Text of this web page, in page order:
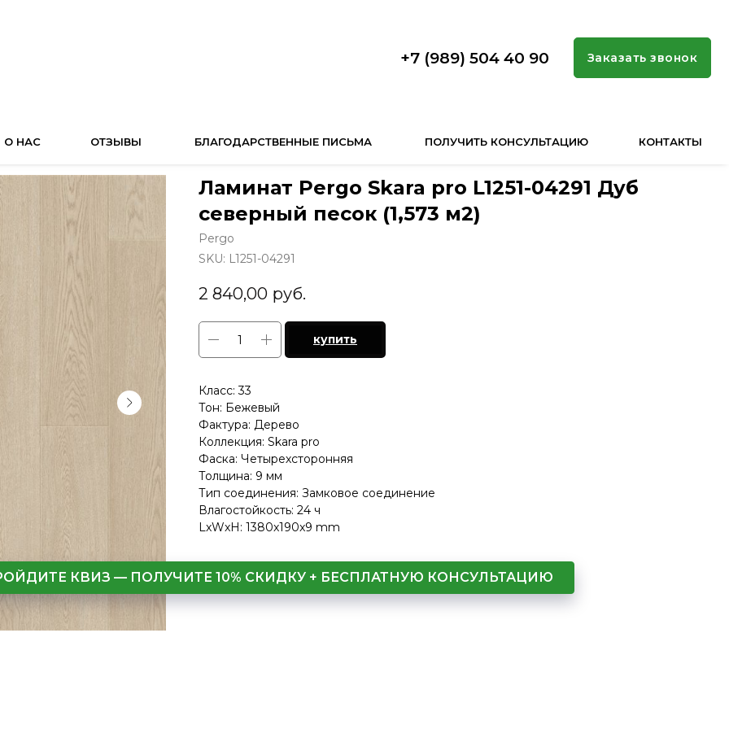
+7 (989) 504 40 90 Заказать звонок
О НАС КОНТАКТЫ
БЛАГОДАРСТВЕННЫЕ ПИСЬМА
ОТЗЫВЫ ПОЛУЧИТЬ КОНСУЛЬТАЦИЮ
Ламинат Pergo Skara pro L1251-04291 Дуб
северный песок (1,573 м2)
Pergo
SKU: L1251-04291
2 840,00 руб.
купить
Класс: 33
Тон: Бежевый
Фактура: Дерево
Коллекция: Skara pro
Фаска: Четырехсторонняя
Толщина: 9 мм
Тип соединения: Замковое соединение
Влагостойкость: 24 ч
LxWxH: 1380x190x9 mm
КВИЗ — ПОЛУЧИТЕ 10% СКИДКУ + БЕСПЛАТНУЮ КОНСУЛЬТАЦИЮ